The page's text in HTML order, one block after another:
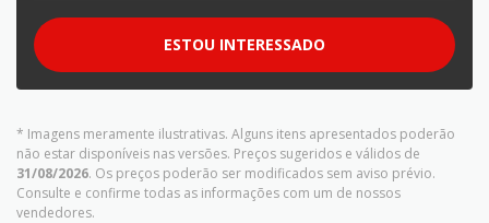
ESTOU INTERESSADO
* Imagens meramente ilustrativas. Alguns itens apresentados poderão
não estar disponíveis nas versões. Preços sugeridos e válidos de
31/08/2026. Os preços poderão ser modificados sem aviso prévio.
Consulte e confirme todas as informações com um de nossos
vendedores.